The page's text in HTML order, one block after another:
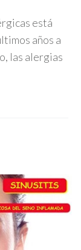
está
años a
las alergias